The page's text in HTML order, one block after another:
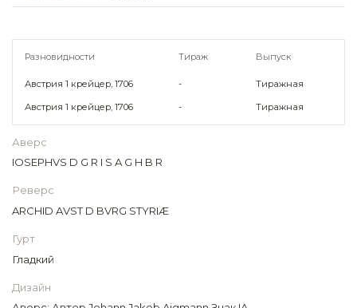
Разновидности Тираж Выпуск
Австрия 1 крейцер, 1706 - Тиражная
Австрия 1 крейцер, 1706 - Тиражная
Аверс
IOSEPHVS D G R I S A G H B R
Реверс
ARCHID AVST D BVRG STYRIÆ
Гурт
Гладкий
Дизайн